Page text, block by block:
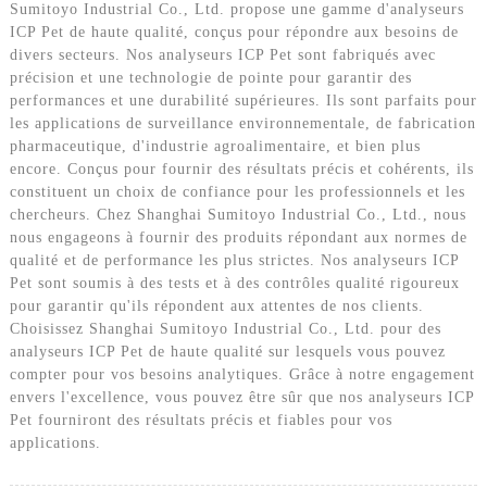
Sumitoyo Industrial Co., Ltd. propose une gamme d'analyseurs
ICP Pet de haute qualité, conçus pour répondre aux besoins de
divers secteurs. Nos analyseurs ICP Pet sont fabriqués avec
précision et une technologie de pointe pour garantir des
performances et une durabilité supérieures. Ils sont parfaits pour
les applications de surveillance environnementale, de fabrication
pharmaceutique, d'industrie agroalimentaire, et bien plus
encore. Conçus pour fournir des résultats précis et cohérents, ils
constituent un choix de confiance pour les professionnels et les
chercheurs. Chez Shanghai Sumitoyo Industrial Co., Ltd., nous
nous engageons à fournir des produits répondant aux normes de
qualité et de performance les plus strictes. Nos analyseurs ICP
Pet sont soumis à des tests et à des contrôles qualité rigoureux
pour garantir qu'ils répondent aux attentes de nos clients.
Choisissez Shanghai Sumitoyo Industrial Co., Ltd. pour des
analyseurs ICP Pet de haute qualité sur lesquels vous pouvez
compter pour vos besoins analytiques. Grâce à notre engagement
envers l'excellence, vous pouvez être sûr que nos analyseurs ICP
Pet fourniront des résultats précis et fiables pour vos
applications.